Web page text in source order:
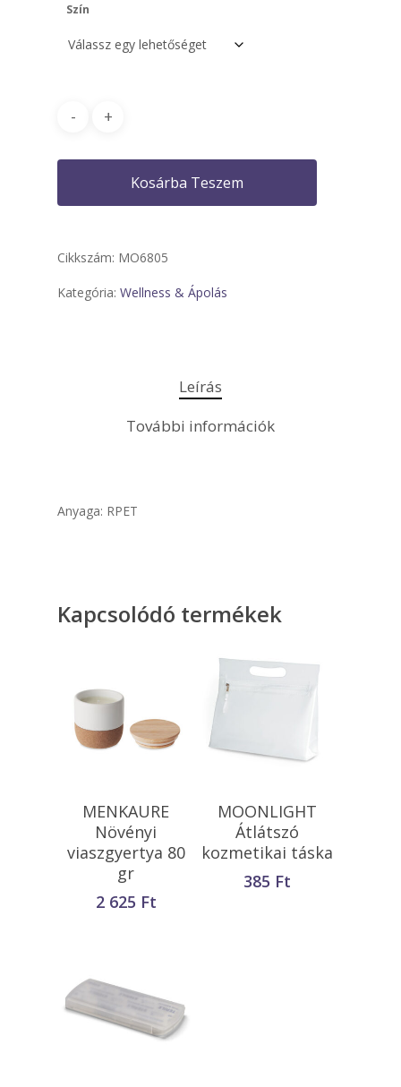
Szín
Kosárba Teszem
Cikkszám: MO6805
Kategória: Wellness & Ápolás
Leírás
További információk
Anyaga: RPET
Kapcsolódó termékek
Kosárba
Teszem
MENKAURE
Növényi
viaszgyertya 80
gr
2 625 Ft
Opciók Választása
MOONLIGHT
Átlátszó
kozmetikai táska
385 Ft